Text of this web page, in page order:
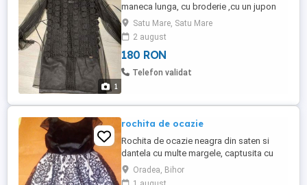
1
maneca lunga, cu broderie ,cu un jupon
din saten cu bretele subrtiri separat de
rocchie sub dantela,purtata o singura data
marimea 42 44 L- pret 150 ron ESTE CU O
LUNGIME DE la cu o palma deasupra
genunchilor
Satu Mare, Satu Mare
2 august
180 RON
Telefon validat
rochita de ocazie
Rochita de ocazie neagra din saten si
dantela cu multe margele, captusita cu
fermoar in spate, lungimea 95 cm, in stare
buna.Pret 60 lei .Trimit oriunde in tara cu
Oradea, Bihor